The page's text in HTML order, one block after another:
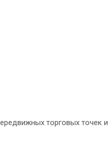
торговых точек и